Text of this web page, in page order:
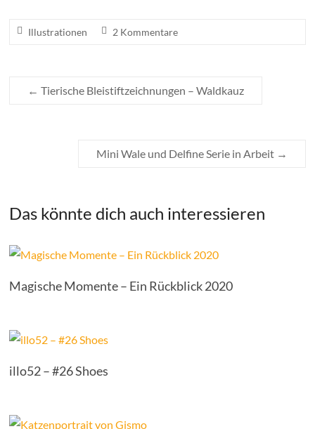
Illustrationen 2 Kommentare
← Tierische Bleistiftzeichnungen – Waldkauz
Mini Wale und Delfine Serie in Arbeit →
Das könnte dich auch interessieren
Magische Momente – Ein Rückblick 2020
illo52 – #26 Shoes